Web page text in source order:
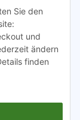
Abonnieren
Sie den
und
ändern
finden